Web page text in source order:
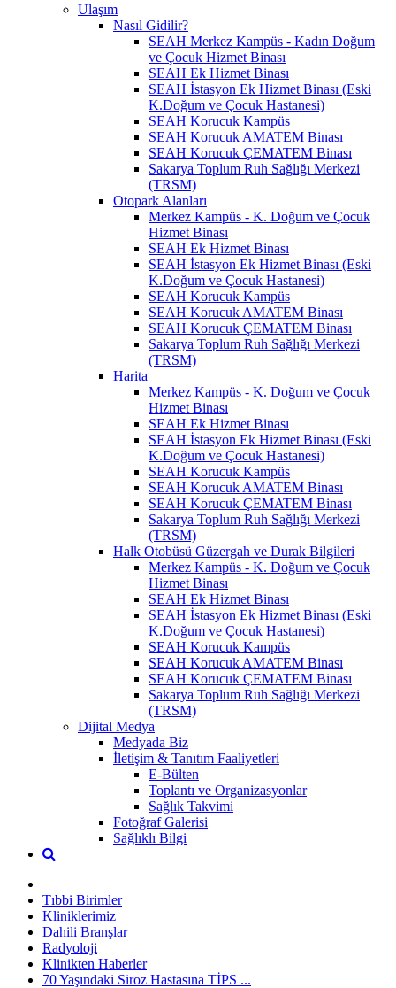
Ulaşım
Nasıl Gidilir?
SEAH Merkez Kampüs - Kadın Doğum
ve Çocuk Hizmet Binası
SEAH Ek Hizmet Binası
SEAH İstasyon Ek Hizmet Binası (Eski
K.Doğum ve Çocuk Hastanesi)
SEAH Korucuk Kampüs
SEAH Korucuk AMATEM Binası
SEAH Korucuk ÇEMATEM Binası
Sakarya Toplum Ruh Sağlığı Merkezi
(TRSM)
Otopark Alanları
Merkez Kampüs - K. Doğum ve Çocuk
Hizmet Binası
SEAH Ek Hizmet Binası
SEAH İstasyon Ek Hizmet Binası (Eski
K.Doğum ve Çocuk Hastanesi)
SEAH Korucuk Kampüs
SEAH Korucuk AMATEM Binası
SEAH Korucuk ÇEMATEM Binası
Sakarya Toplum Ruh Sağlığı Merkezi
(TRSM)
Harita
Merkez Kampüs - K. Doğum ve Çocuk
Hizmet Binası
SEAH Ek Hizmet Binası
SEAH İstasyon Ek Hizmet Binası (Eski
K.Doğum ve Çocuk Hastanesi)
SEAH Korucuk Kampüs
SEAH Korucuk AMATEM Binası
SEAH Korucuk ÇEMATEM Binası
Sakarya Toplum Ruh Sağlığı Merkezi
(TRSM)
Halk Otobüsü Güzergah ve Durak Bilgileri
Merkez Kampüs - K. Doğum ve Çocuk
Hizmet Binası
SEAH Ek Hizmet Binası
SEAH İstasyon Ek Hizmet Binası (Eski
K.Doğum ve Çocuk Hastanesi)
SEAH Korucuk Kampüs
SEAH Korucuk AMATEM Binası
SEAH Korucuk ÇEMATEM Binası
Sakarya Toplum Ruh Sağlığı Merkezi
(TRSM)
Dijital Medya
Medyada Biz
İletişim & Tanıtım Faaliyetleri
E-Bülten
Toplantı ve Organizasyonlar
Sağlık Takvimi
Fotoğraf Galerisi
Sağlıklı Bilgi
Tıbbi Birimler
Kliniklerimiz
Dahili Branşlar
Radyoloji
Klinikten Haberler
70 Yaşındaki Siroz Hastasına TİPS ...